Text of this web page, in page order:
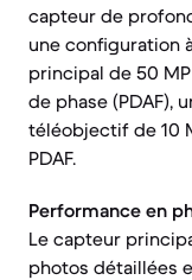
capteur de
une configuration
principal de 50
de phase (PDAF),
téléobjectif de 10
PDAF.
Performance en
Le capteur
photos détaillées